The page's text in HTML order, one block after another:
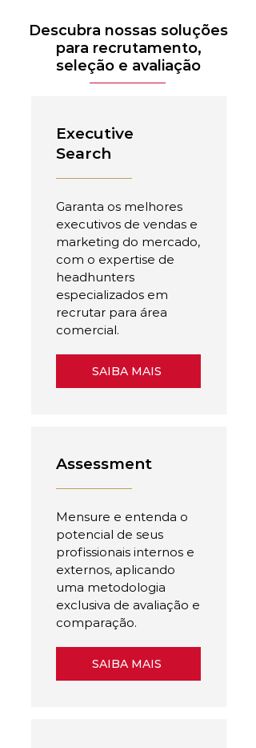
Descubra nossas soluções
para recrutamento,
seleção e avaliação
Executive
Search
Garanta os melhores
executivos de vendas e
marketing do mercado,
com o expertise de
headhunters
especializados em
recrutar para área
comercial.
SAIBA MAIS
Assessment
Mensure e entenda o
potencial de seus
profissionais internos e
externos, aplicando
uma metodologia
exclusiva de avaliação e
comparação.
SAIBA MAIS